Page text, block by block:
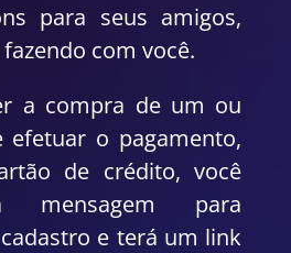
para seus amigos,
com você.
a compra de um ou
efetuar o pagamento,
de crédito, você
mensagem para
e terá um link